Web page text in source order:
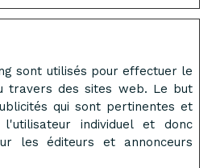
sont utilisés pour effectuer le
travers des sites web. Le but
qui sont pertinentes et
individuel et donc
les éditeurs et annonceurs